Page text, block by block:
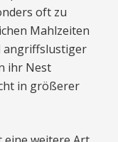
oft zu
Mahlzeiten
angriffslustiger
ihr Nest
in größerer